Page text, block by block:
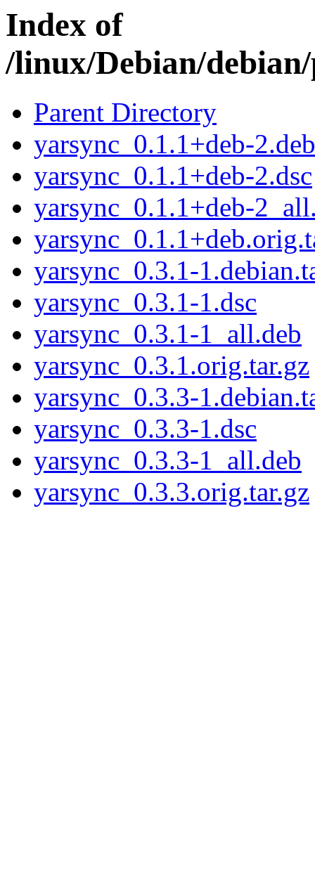
Index of
/linux/Debian/
Parent Directory
yarsync_0.1.1+deb-
yarsync_0.1.1+deb-2.dsc
yarsync_0.1.1+deb-
yarsync_0.3.1-
yarsync_0.3.1-1.dsc
yarsync_0.3.1-1_all.deb
yarsync_0.3.1.orig.tar.gz
yarsync_0.3.3-
yarsync_0.3.3-1.dsc
yarsync_0.3.3-1_all.deb
yarsync_0.3.3.orig.tar.gz